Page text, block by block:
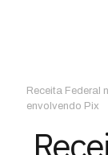
Receita Federal
envolvendo Pix